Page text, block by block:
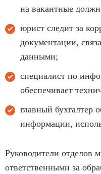
на вакантные
юрист следит за
документации,
данными;
специалист по
обеспечивает
главный бухгалтер
информации,
Руководители отделов
ответственными за